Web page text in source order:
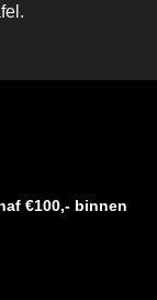
€100,- binnen